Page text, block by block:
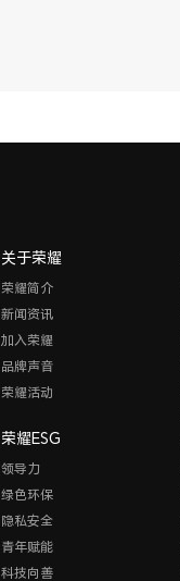
关于荣耀
荣耀简介
新闻资讯
加入荣耀
品牌声音
荣耀活动
荣耀ESG
领导力
绿色环保
隐私安全
青年赋能
科技向善